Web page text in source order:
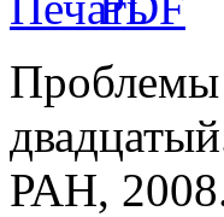
Проблемы
РАН,